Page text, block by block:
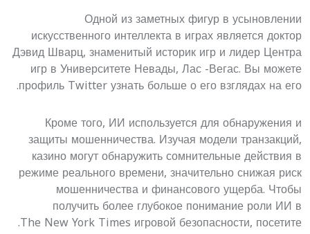
Одной из заметных фигур в усыновлении
искусственного интеллекта в играх является доктор
Дэвид Шварц, знаменитый историк игр и лидер Центра
игр в Университете Невады, Лас -Вегас. Вы можете
узнать больше о его взглядах на его
профиль Twitter
.
Кроме того, ИИ используется для обнаружения и
защиты мошенничества. Изучая модели транзакций,
казино могут обнаружить сомнительные действия в
режиме реального времени, значительно снижая риск
мошенничества и финансового ущерба. Чтобы
получить более глубокое понимание роли ИИ в
игровой безопасности, посетите
The New York Times
.